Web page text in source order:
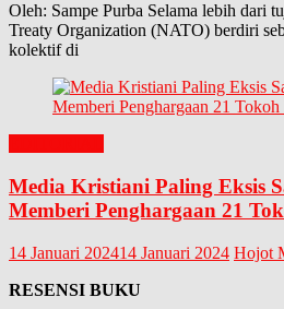
Oleh: Sampe Purba Selama lebih dari
Treaty Organization (NATO) berdiri
kolektif di
Media Kristiani Paling Eksis
Memberi Penghargaan 21
14 Januari 202414 Januari 2024 Hojot
RESENSI BUKU